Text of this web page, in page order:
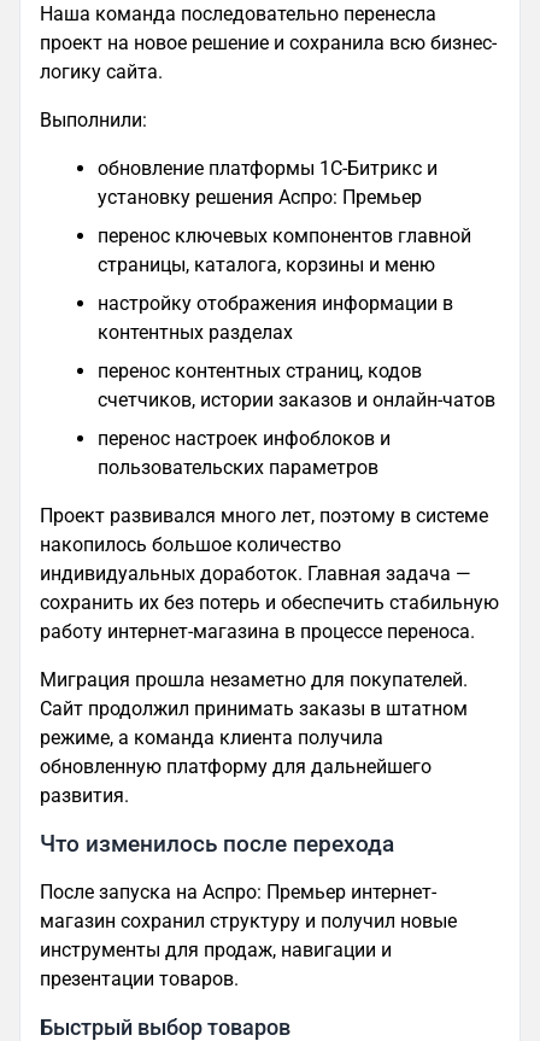
Наша команда последовательно перенесла
проект на новое решение и сохранила всю бизнес-
логику сайта.
Выполнили:
обновление платформы 1С-Битрикс и
установку решения Аспро: Премьер
перенос ключевых компонентов главной
страницы, каталога, корзины и меню
настройку отображения информации в
контентных разделах
перенос контентных страниц, кодов
счетчиков, истории заказов и онлайн-чатов
перенос настроек инфоблоков и
пользовательских параметров
Проект развивался много лет, поэтому в системе
накопилось большое количество
индивидуальных доработок. Главная задача —
сохранить их без потерь и обеспечить стабильную
работу интернет-магазина в процессе переноса.
Миграция прошла незаметно для покупателей.
Сайт продолжил принимать заказы в штатном
режиме, а команда клиента получила
обновленную платформу для дальнейшего
развития.
Что изменилось после перехода
После запуска на Аспро: Премьер интернет-
магазин сохранил структуру и получил новые
инструменты для продаж, навигации и
презентации товаров.
Быстрый выбор товаров